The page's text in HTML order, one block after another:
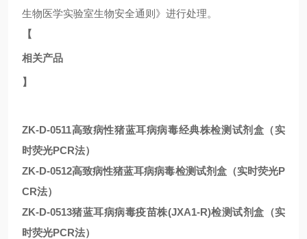
生物医学实验室生物安全通则》进行处理。
【
相关产品
】
ZK-D-0511高致病性猪蓝耳病病毒经典株检测试剂盒（实
时荧光PCR法）
ZK-D-0512高致病性猪蓝耳病病毒检测试剂盒（实时荧光P
CR法）
ZK-D-0513猪蓝耳病病毒疫苗株(JXA1-R)检测试剂盒（实
时荧光PCR法）